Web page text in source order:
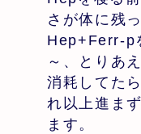
さが体に残
Hep+Ferr-p
～、とりあ
消耗してた
れ以上進ま
ます。